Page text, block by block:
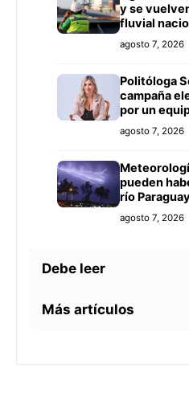
y se
fluvial
agosto 7, 2026
Politóloga
campaña
por un
agosto 7, 2026
pueden
río Paraguay
agosto 7, 2026
Debe leer
Tecnología
Más artículos